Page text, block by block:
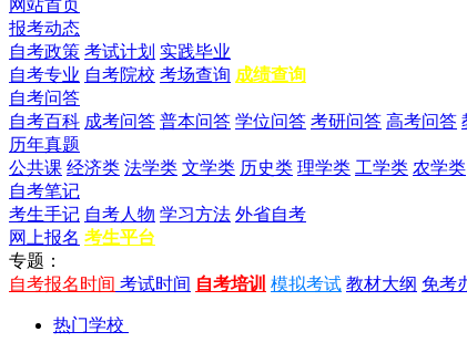
网站首页
报考动态
自考政策 考试计划 实践毕业
自考专业 自考院校 考场查询 成绩查询
自考问答
自考百科 成考问答 普本问答 学位问答 考研问答 高考问答
历年真题
公共课 经济类 法学类 文学类 历史类 理学类 工学类 农学类
自考笔记
考生手记 自考人物 学习方法 外省自考
网上报名 考生平台
专题：
自考报名时间 考试时间 自考培训 模拟考试 教材大纲 免考
热门学校